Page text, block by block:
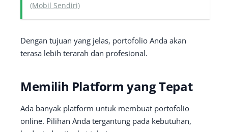
(Mobil Sendiri)
Dengan tujuan yang jelas, portofolio Anda akan
terasa lebih terarah dan profesional.
Memilih Platform yang Tepat
Ada banyak platform untuk membuat portofolio
online. Pilihan Anda tergantung pada kebutuhan,